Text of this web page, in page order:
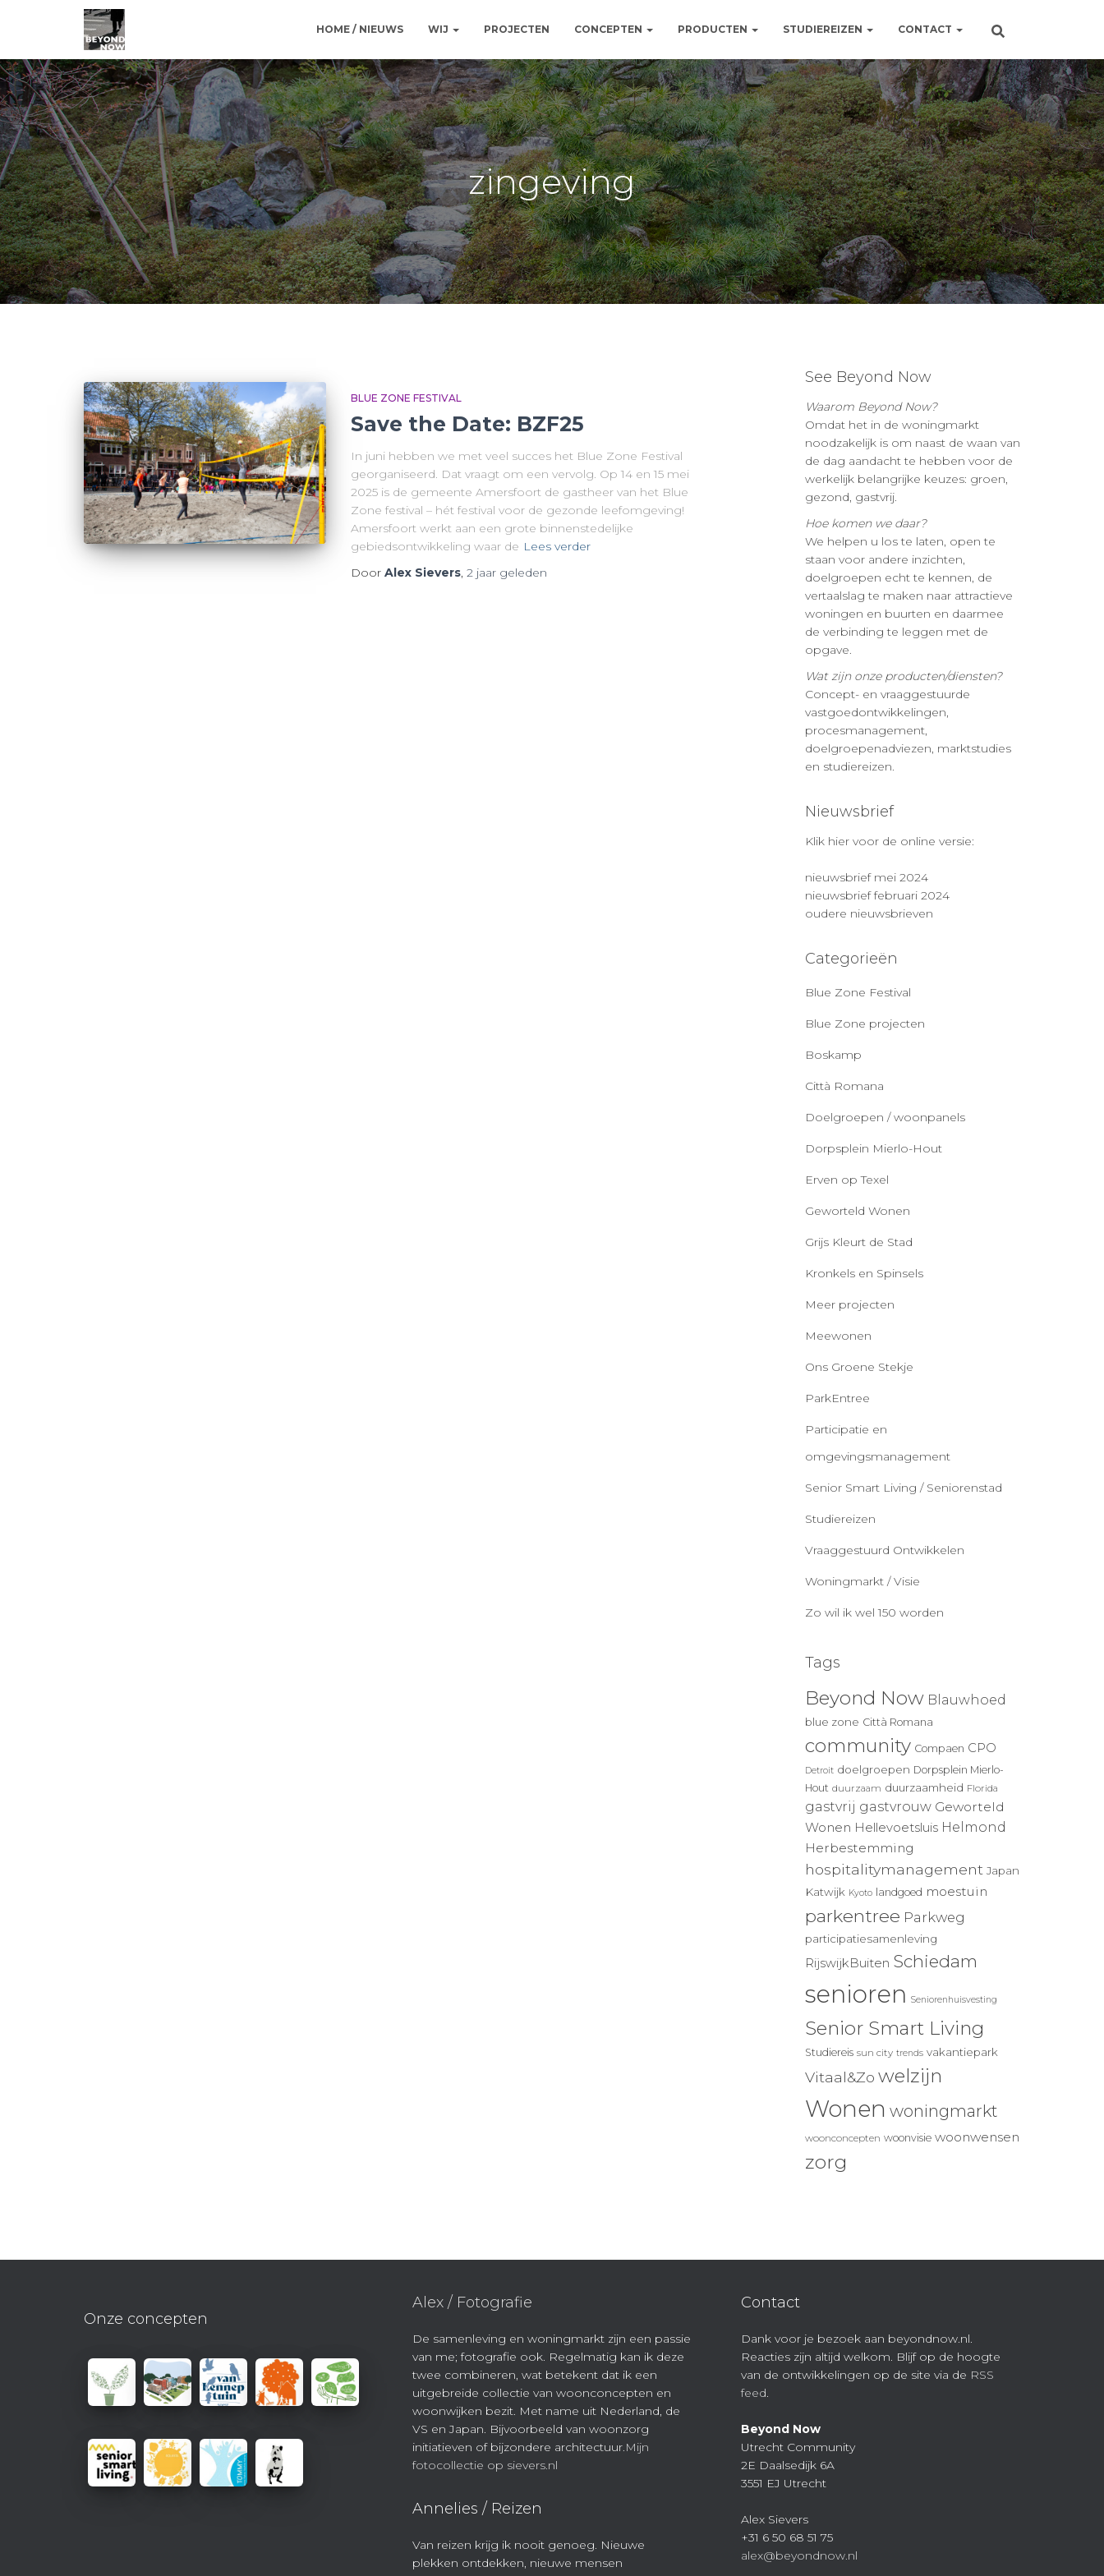
HOME / NIEUWS WIJ PROJECTEN CONCEPTEN PRODUCTEN STUDIEREIZEN CONTACT
zingeving
BLUE ZONE FESTIVAL
Save the Date: BZF25
In juni hebben we met veel succes het Blue Zone Festival
georganiseerd. Dat vraagt om een vervolg. Op 14 en 15 mei
2025 is de gemeente Amersfoort de gastheer van het Blue
Zone festival – hét festival voor de gezonde leefomgeving!
Amersfoort werkt aan een grote binnenstedelijke
gebiedsontwikkeling waar de Lees verder
Door Alex Sievers, 2 jaar geleden
See Beyond Now
Waarom Beyond Now?
Omdat het in de woningmarkt
noodzakelijk is om naast de waan van
de dag aandacht te hebben voor de
werkelijk belangrijke keuzes: groen,
gezond, gastvrij.
Hoe komen we daar?
We helpen u los te laten, open te
staan voor andere inzichten,
doelgroepen echt te kennen, de
vertaalslag te maken naar attractieve
woningen en buurten en daarmee
de verbinding te leggen met de
opgave.
Wat zijn onze producten/diensten?
Concept- en vraaggestuurde
vastgoedontwikkelingen,
procesmanagement,
doelgroepenadviezen, marktstudies
en studiereizen.
Nieuwsbrief
Klik hier voor de online versie:
nieuwsbrief mei 2024
nieuwsbrief februari 2024
oudere nieuwsbrieven
Categorieën
Blue Zone Festival
Blue Zone projecten
Boskamp
Città Romana
Doelgroepen / woonpanels
Dorpsplein Mierlo-Hout
Erven op Texel
Geworteld Wonen
Grijs Kleurt de Stad
Kronkels en Spinsels
Meer projecten
Meewonen
Ons Groene Stekje
ParkEntree
Participatie en
omgevingsmanagement
Senior Smart Living / Seniorenstad
Studiereizen
Vraaggestuurd Ontwikkelen
Woningmarkt / Visie
Zo wil ik wel 150 worden
Tags
Beyond Now Blauwhoed
blue zone Città Romana
community Compaen CPO
Detroit doelgroepen Dorpsplein Mierlo-
Hout duurzaam duurzaamheid Florida
gastvrij gastvrouw Geworteld
Wonen Hellevoetsluis Helmond
Herbestemming
hospitalitymanagement Japan
Katwijk Kyoto landgoed moestuin
parkentree Parkweg
participatiesamenleving
RijswijkBuiten Schiedam
senioren Seniorenhuisvesting
Senior Smart Living
Studiereis sun city trends vakantiepark
Vitaal&Zo welzijn
Wonen woningmarkt
woonconcepten woonvisie woonwensen
zorg
Onze concepten
Alex / Fotografie
De samenleving en woningmarkt zijn een passie
van me; fotografie ook. Regelmatig kan ik deze
twee combineren, wat betekent dat ik een
uitgebreide collectie van woonconcepten en
woonwijken bezit. Met name uit Nederland, de
VS en Japan. Bijvoorbeeld van woonzorg
initiatieven of bijzondere architectuur.Mijn
fotocollectie op sievers.nl
Annelies / Reizen
Van reizen krijg ik nooit genoeg. Nieuwe
plekken ontdekken, nieuwe mensen
Contact
Dank voor je bezoek aan beyondnow.nl.
Reacties zijn altijd welkom. Blijf op de hoogte
van de ontwikkelingen op de site via de RSS
feed.
Beyond Now
Utrecht Community
2E Daalsedijk 6A
3551 EJ Utrecht
Alex Sievers
+31 6 50 68 51 75
alex@beyondnow.nl